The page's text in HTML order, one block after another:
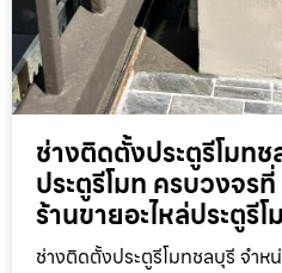
ช่างติดตั้งประตูรีโมท
ประตูรีโมท ครบวงจร
ร้านขายอะไหล่ประตูรีโ
ช่างติดตั้งประตูรีโมทชลบุรี จำหน่